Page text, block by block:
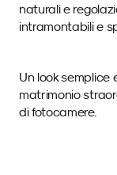
naturali e
intramontabili e
Un look
matrimonio
di fotocamere.